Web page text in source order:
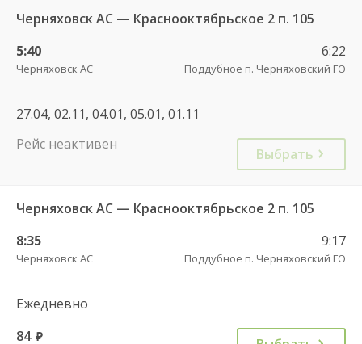
Черняховск АС — Краснооктябрьское 2 п. 105
5:40
Черняховск АС
6:22
Поддубное п. Черняховский ГО
27.04, 02.11, 04.01, 05.01, 01.11
Рейс неактивен
Выбрать
Черняховск АС — Краснооктябрьское 2 п. 105
8:35
Черняховск АС
9:17
Поддубное п. Черняховский ГО
Ежедневно
84 руб.